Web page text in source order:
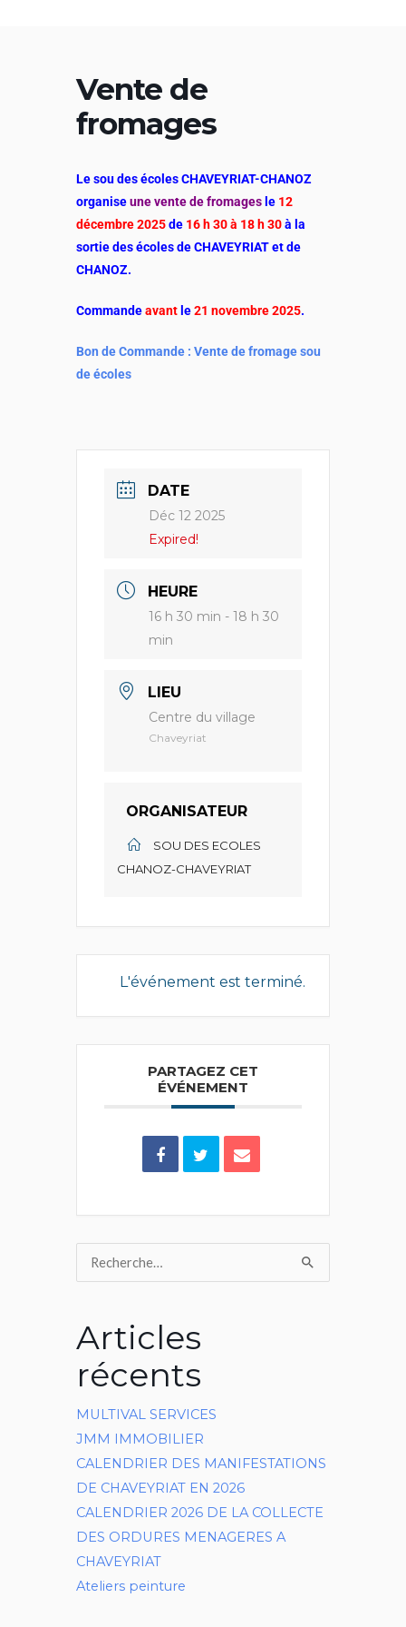
Vente de
fromages
Le sou des écoles CHAVEYRIAT-CHANOZ
organiseune vente de fromages le 12
décembre 2025de 16 h 30 à 18 h 30à la
sortiedes écoles de CHAVEYRIAT et de
CHANOZ.
Commandeavant le21 novembre 2025.
Bon de Commande : Vente de fromage sou
de écoles
DATE
Déc 12 2025
Expired!
HEURE
16 h 30 min - 18 h 30
min
LIEU
Centre du village
Chaveyriat
ORGANISATEUR
SOU DES ECOLES
CHANOZ-CHAVEYRIAT
L'événement est terminé.
PARTAGEZ CET
ÉVÉNEMENT
Rechercher :
Articles
récents
MULTIVAL SERVICES
JMM IMMOBILIER
CALENDRIER DES MANIFESTATIONS
DE CHAVEYRIAT EN 2026
CALENDRIER 2026 DE LA COLLECTE
DES ORDURES MENAGERES A
CHAVEYRIAT
Ateliers peinture